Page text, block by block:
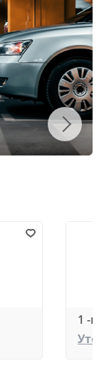
1 -